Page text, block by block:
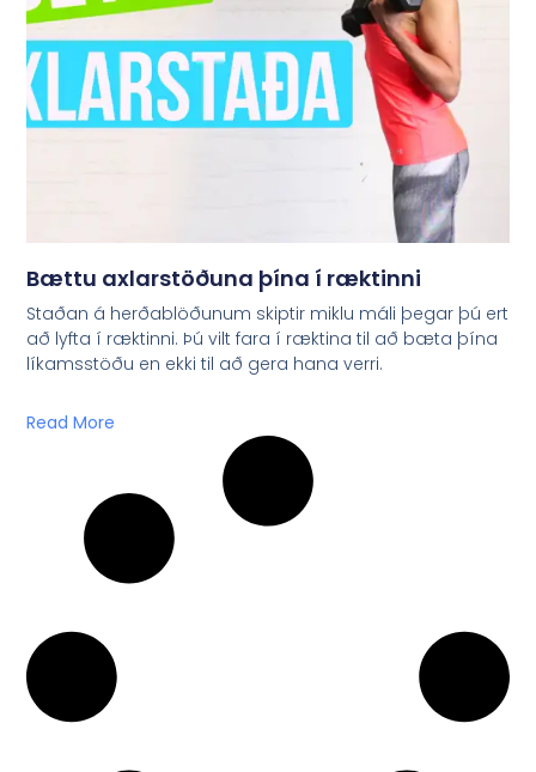
Bættu axlarstöðuna þína í ræktinni
Staðan á herðablöðunum skiptir miklu máli þegar þú ert
að lyfta í ræktinni. Þú vilt fara í ræktina til að bæta þína
líkamsstöðu en ekki til að gera hana verri.
Read More